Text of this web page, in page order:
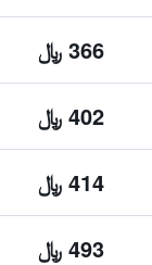
366 ﷼
402 ﷼
414 ﷼
493 ﷼